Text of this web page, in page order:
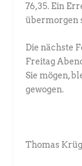
76,35. Ein
übermorgen
Die nächste
Freitag
Sie mögen,
gewogen.
Thomas